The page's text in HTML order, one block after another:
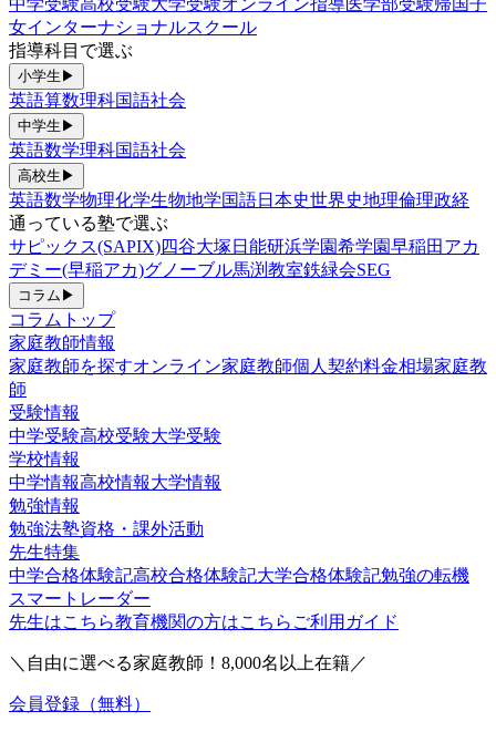
中学受験高校受験大学受験オンライン指導医学部受験帰国子
女インターナショナルスクール
指導科目で選ぶ
小学生 ▶
英語算数理科国語社会
中学生 ▶
英語数学理科国語社会
高校生 ▶
英語数学物理化学生物地学国語日本史世界史地理倫理政経
通っている塾で選ぶ
サピックス(SAPIX)四谷大塚 日能研浜学園希学園早稲田アカ
デミー(早稲アカ)グノーブル馬渕教室鉄緑会SEG
コラム ▶
コラムトップ
家庭教師情報
家庭教師を探すオンライン家庭教師個人契約料金相場家庭教
師
受験情報
中学受験高校受験大学受験
学校情報
中学情報高校情報大学情報
勉強情報
勉強法塾資格・課外活動
先生特集
中学合格体験記高校合格体験記大学合格体験記勉強の転機
スマートレーダー
先生はこちら教育機関の方はこちら ご利用ガイド
＼自由に選べる家庭教師！ 8,000名以上在籍／
会員登録（無料）